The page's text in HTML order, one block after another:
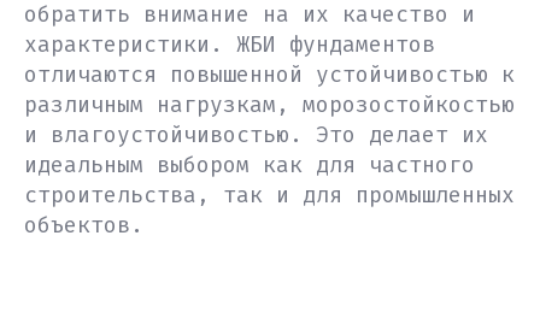
обратить внимание на их качество и
характеристики. ЖБИ фундаментов
отличаются повышенной устойчивостью к
различным нагрузкам, морозостойкостью
и влагоустойчивостью. Это делает их
идеальным выбором как для частного
строительства, так и для промышленных
объектов.